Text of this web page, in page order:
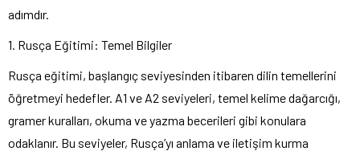
adımdır.
1. Rusça Eğitimi: Temel Bilgiler
Rusça eğitimi, başlangıç seviyesinden itibaren dilin temellerini
öğretmeyi hedefler. A1 ve A2 seviyeleri, temel kelime dağarcığı,
gramer kuralları, okuma ve yazma becerileri gibi konulara
odaklanır. Bu seviyeler, Rusça’yı anlama ve iletişim kurma